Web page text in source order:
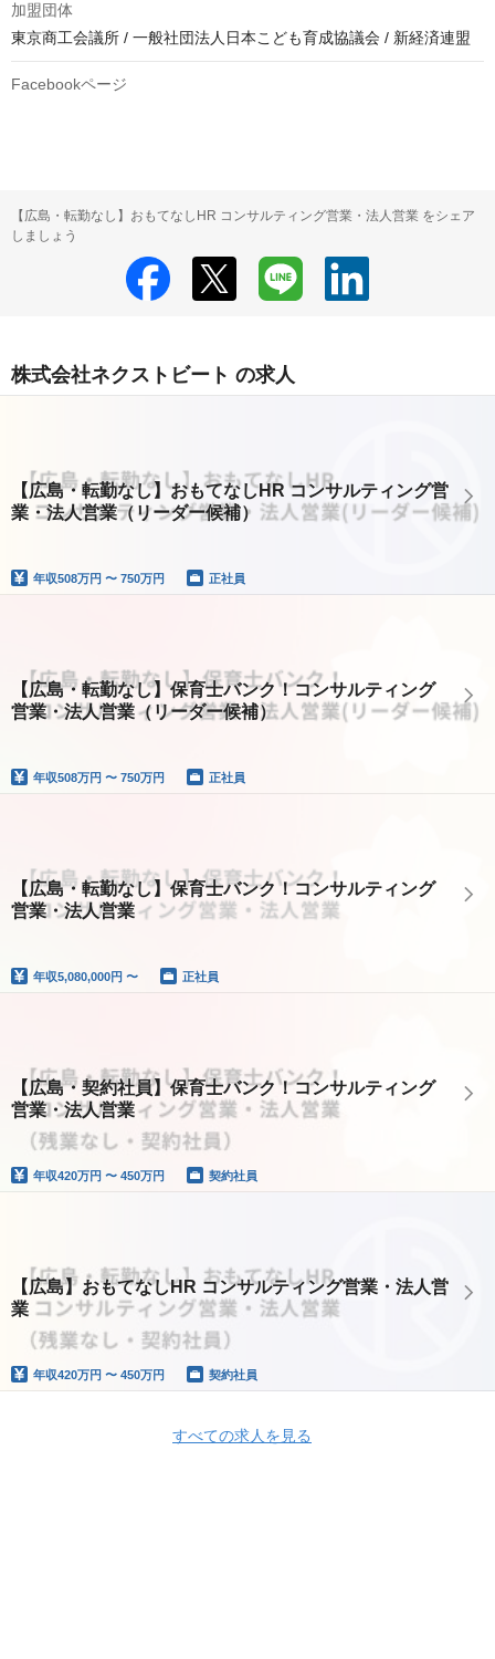
加盟団体
東京商工会議所 / 一般社団法人日本こども育成協議会 / 新経済連盟
Facebookページ
【広島・転勤なし】おもてなしHR コンサルティング営業・法人営業 をシェア
しましょう
株式会社ネクストビート の求人
【広島・転勤なし】おもてなしHR コンサルティング営
業・法人営業（リーダー候補）
年収508万円 〜 750万円 正社員
【広島・転勤なし】保育士バンク！コンサルティング
営業・法人営業（リーダー候補）
年収508万円 〜 750万円 正社員
【広島・転勤なし】保育士バンク！コンサルティング
営業・法人営業
年収5,080,000円 〜 正社員
【広島・契約社員】保育士バンク！コンサルティング
営業・法人営業
年収420万円 〜 450万円 契約社員
【広島】おもてなしHR コンサルティング営業・法人営
業
年収420万円 〜 450万円 契約社員
すべての求人を見る